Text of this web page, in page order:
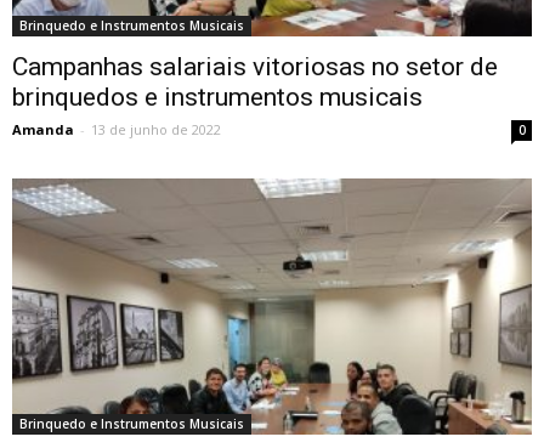
Brinquedo e Instrumentos Musicais
Campanhas salariais vitoriosas no setor de
brinquedos e instrumentos musicais
Amanda - 13 de junho de 2022 0
Brinquedo e Instrumentos Musicais